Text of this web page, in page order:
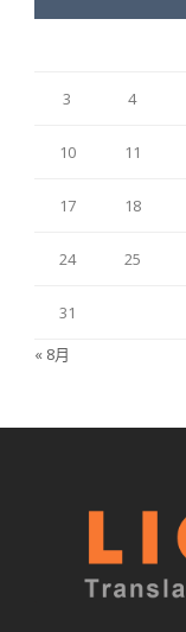
3 4
10 11
17 18
24 25
31
« 8月